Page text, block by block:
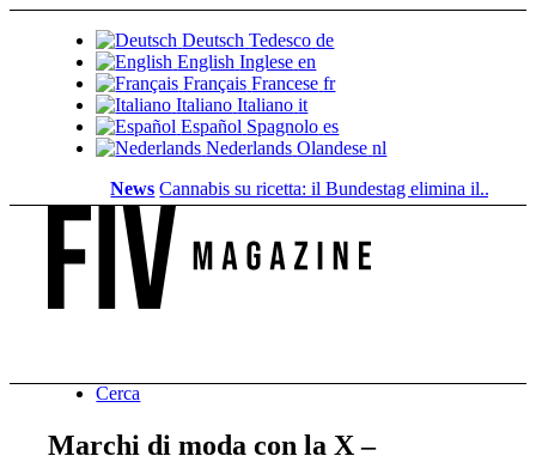
Deutsch Tedesco de
English Inglese en
Français Francese fr
Italiano Italiano it
Español Spagnolo es
Nederlands Olandese nl
News Cannabis su ricetta: il Bundestag elimina il...Valore
Cerca
Marchi di moda con la X –